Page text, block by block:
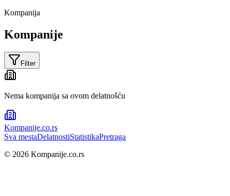
Kompanija
Kompanije
Filter
Nema kompanija sa ovom delatnošću
Kompanije.co.rs
Sva mestaDelatnostiStatistikaPretraga
© 2026 Kompanije.co.rs